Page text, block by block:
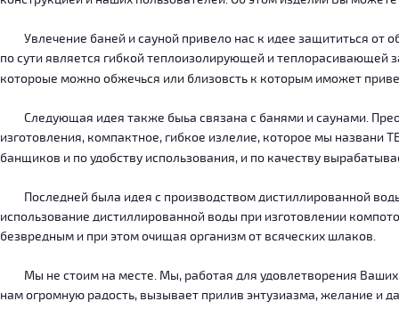
Увлечение баней и сауной привело нас к идее защититься от
по сути является гибкой теплоизолирующей и теплорасивающей
котороые можно обжечься или близовсть к которым иможет
Следующая идея также быьа связана с банями и саунами.
изготовления, компактное, гибкое излелие, которое мы
банщиков и по удобству использования, и по качеству
Последней была идея с производством дистиллированной
использование дистиллированной воды при изготовлении
безвредным и при этом очищая организм от всяческих шлаков.
Мы не стоим на месте. Мы, работая для удовлетворения Ваших
нам огромную радость, вызывает прилив энтузиазма, желание и